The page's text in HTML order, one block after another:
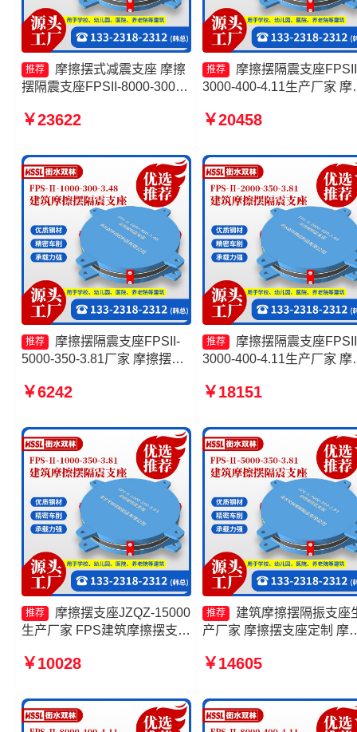
推荐
摩擦摆式减震支座 摩擦
摆隔震支座FPSII-8000-300-
FPSII-1000-400-4.11厂家 摩
350-3.81厂家
￥23622
推荐
摩擦摆隔震支座
3000-400-4.11生产厂家 摩
擦摆减隔震支座 摩擦摆隔
厂家
￥20458
推荐
摩擦摆隔震支座FPSII-
5000-350-3.81厂家 摩擦摆隔
生产厂家 建筑摩擦摆隔震支座
式减隔震支座源头工厂
￥6242
推荐
摩擦摆隔震支座
3000-400-4.11生产厂家 摩
4.11源头工厂 摩擦滑移隔
FPSII-7000-400-4.11生产
家
￥18151
推荐
摩擦摆支座JZQZ-15000
生产厂家 FPS建筑摩擦摆支座
9000-300-3.48厂家 隔震支座
￥10028
推荐
建筑摩擦摆隔振支座
产厂家 摩擦摆支座定制 摩
摆隔震支座FPSII-10000-
￥14605